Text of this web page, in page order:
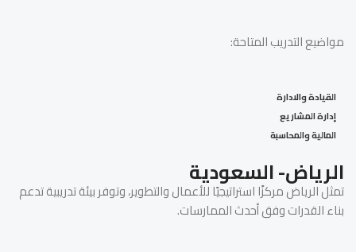
مواضيع التدريب المتاحة:
القيادة والادارة
إدارة المشاريع
المالية والمحاسبة
الرياض- السعودية
تمثل الرياض مركزًا استراتيجيًا للأعمال والتطوير، وتوفر بيئة تدريبية تدعم
بناء القدرات وفق أحدث الممارسات.